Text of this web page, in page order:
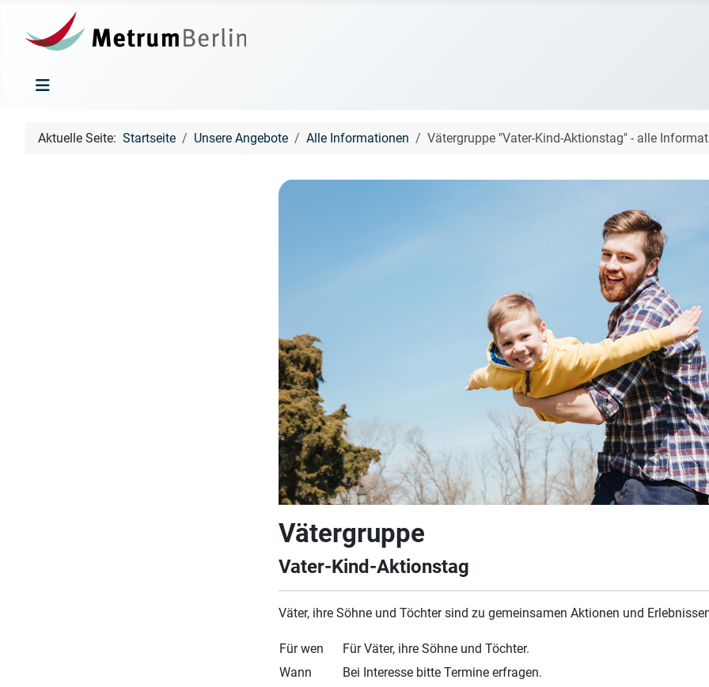
Aktuelle Seite: Startseite Unsere Angebote Alle Informationen Vätergruppe "Vater-Kind-Aktionstag" - alle
Vätergruppe
Vater-Kind-Aktionstag
Väter, ihre Söhne und Töchter sind zu gemeinsamen Aktionen und
Für wen
Für Väter, ihre Söhne und Töchter.
Wann
Bei Interesse bitte Termine erfragen.